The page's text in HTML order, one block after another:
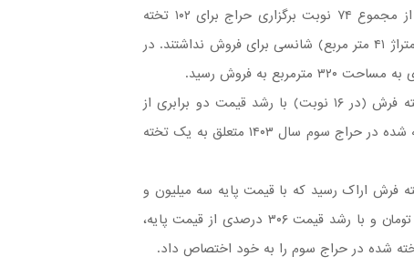
در سومین جلسه حراج فرش‌های دستباف کار کرده سال ۱۴۰۳، از مجموع ۷۴ نوبت برگزاری حراج برای ۱۰۲ تخته
فرش (به متراژ ۳۶۱ متر مربع)، تنها ۱۰ تخته فرش در ۹ نوبت (به متراژ ۴۱ متر مربع) شانسی برای فروش نداشتند. در
در این جلسه از حراج فرش‌های دستباف کار کرده تعداد ۲۰ تخته فرش (در ۱۶ نوبت) با رشد قیمت دو برابری از
قیمت پایه فروخته شدند. عنوان رکوردار بالاترین قیمت پایه عرضه شده در حراج سوم سال ۱۴۰۳ متعلق به یک تخته
اراک رسید که با قیمت پایه سه میلیون و
دویست هزار تومان عرضه شده و با قیمت نهایی سیزده میلیون تومان و با رشد قیمت ۳۰۶ درصدی از قیمت پایه،